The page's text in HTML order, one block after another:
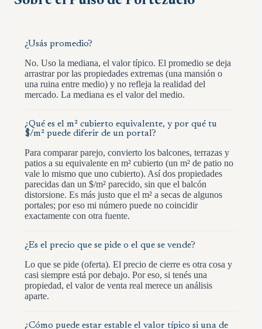
¿Usás promedio?
No. Uso la mediana, el valor típico. El promedio se deja
arrastrar por las propiedades extremas (una mansión o
una ruina entre medio) y no refleja la realidad del
mercado. La mediana es el valor del medio.
¿Qué es el m² cubierto equivalente, y por qué tu
$/m² puede diferir de un portal?
Para comparar parejo, convierto los balcones, terrazas y
patios a su equivalente en m² cubierto (un m² de patio no
vale lo mismo que uno cubierto). Así dos propiedades
parecidas dan un $/m² parecido, sin que el balcón
distorsione. Es más justo que el m² a secas de algunos
portales; por eso mi número puede no coincidir
exactamente con otra fuente.
¿Es el precio que se pide o el que se vende?
Lo que se pide (oferta). El precio de cierre es otra cosa y
casi siempre está por debajo. Por eso, si tenés una
propiedad, el valor de venta real merece un análisis
aparte.
¿Cómo puede estar estable el valor típico si una de